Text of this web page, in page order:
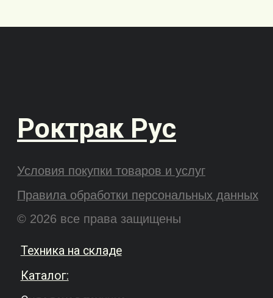
Подписаться на новости
Heli
Поиск по сайту
Xilin